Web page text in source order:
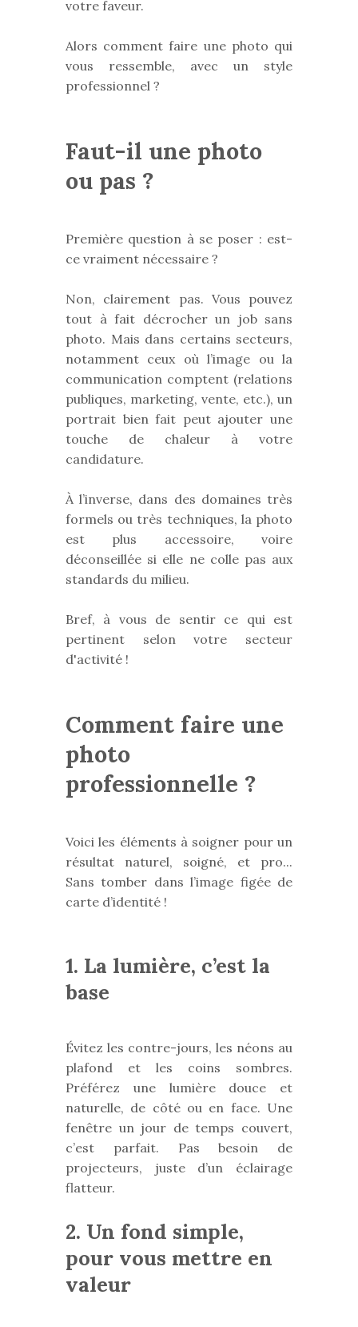
votre faveur.
Alors comment faire une photo qui
vous ressemble, avec un style
professionnel ?
Faut-il une photo
ou pas ?
Première question à se poser : est-
ce vraiment nécessaire ?
Non, clairement pas. Vous pouvez
tout à fait décrocher un job sans
photo. Mais dans certains secteurs,
notamment ceux où l’image ou la
communication comptent (relations
publiques, marketing, vente, etc.), un
portrait bien fait peut ajouter une
touche de chaleur à votre
candidature.
À l’inverse, dans des domaines très
formels ou très techniques, la photo
est plus accessoire, voire
déconseillée si elle ne colle pas aux
standards du milieu.
Bref, à vous de sentir ce qui est
pertinent selon votre secteur
d'activité !
Comment faire une
photo
professionnelle ?
Voici les éléments à soigner pour un
résultat naturel, soigné, et pro...
Sans tomber dans l’image figée de
carte d’identité !
1. La lumière, c’est la
base
Évitez les contre-jours, les néons au
plafond et les coins sombres.
Préférez une lumière douce et
naturelle, de côté ou en face. Une
fenêtre un jour de temps couvert,
c’est parfait. Pas besoin de
projecteurs, juste d’un éclairage
flatteur.
2. Un fond simple,
pour vous mettre en
valeur